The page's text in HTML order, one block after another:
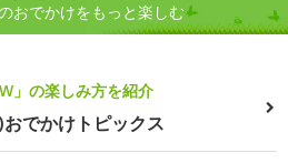
おでかけをもっと楽しむ
」の楽しみ方を紹介
でかけトピックス